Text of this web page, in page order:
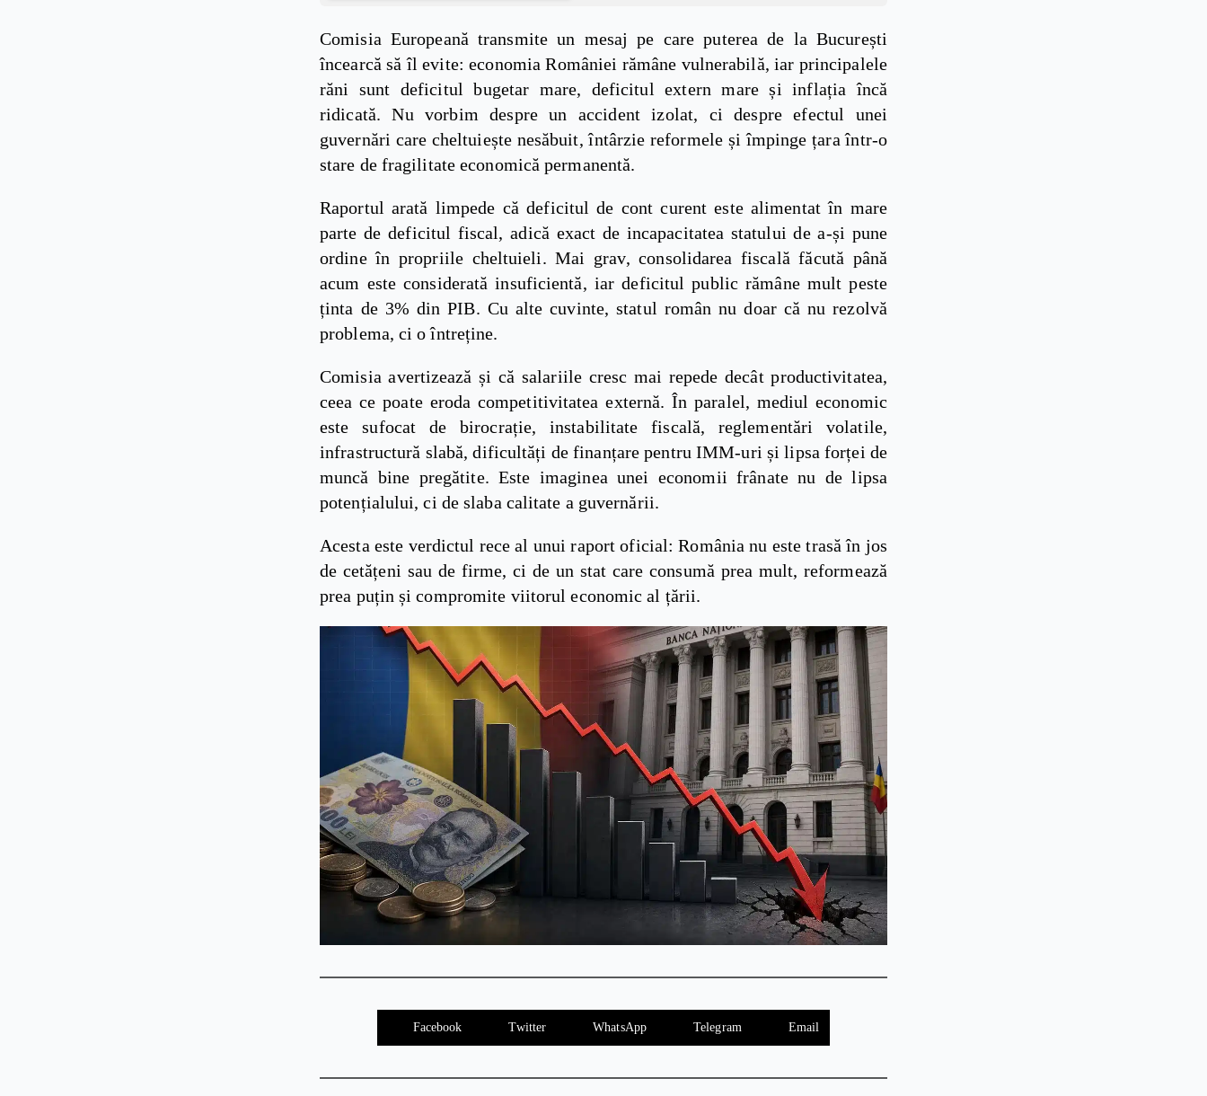
Comisia Europeană transmite un mesaj pe care puterea de la București
încearcă să îl evite: economia României rămâne vulnerabilă, iar principalele
răni sunt deficitul bugetar mare, deficitul extern mare și inflația încă
ridicată. Nu vorbim despre un accident izolat, ci despre efectul unei
guvernări care cheltuiește nesăbuit, întârzie reformele și împinge țara într-o
stare de fragilitate economică permanentă.
Raportul arată limpede că deficitul de cont curent este alimentat în mare
parte de deficitul fiscal, adică exact de incapacitatea statului de a-și pune
ordine în propriile cheltuieli. Mai grav, consolidarea fiscală făcută până
acum este considerată insuficientă, iar deficitul public rămâne mult peste
ținta de 3% din PIB. Cu alte cuvinte, statul român nu doar că nu rezolvă
problema, ci o întreține.
Comisia avertizează și că salariile cresc mai repede decât productivitatea,
ceea ce poate eroda competitivitatea externă. În paralel, mediul economic
este sufocat de birocrație, instabilitate fiscală, reglementări volatile,
infrastructură slabă, dificultăți de finanțare pentru IMM-uri și lipsa forței de
muncă bine pregătite. Este imaginea unei economii frânate nu de lipsa
potențialului, ci de slaba calitate a guvernării.
Acesta este verdictul rece al unui raport oficial: România nu este trasă în jos
de cetățeni sau de firme, ci de un stat care consumă prea mult, reformează
prea puțin și compromite viitorul economic al țării.
Facebook Twitter WhatsApp Telegram Email